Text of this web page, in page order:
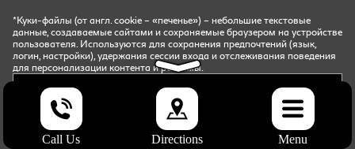
комплектации автомобилей указаны с целью ознакомления.
Комплектации и цены могут быть изменены без предварительного
оповещения.
*Куки-файлы (от англ. cookie – «печенье») – небольшие текстовые данные, создаваемые сайтами и
(язык, логин, настройки), удержания сессии входа и отслеживания поведения для персонализации
контента и рекламы.
© 2026, INFINITI UDP Auto
*Куки-файлы (от англ. cookie – «печенье») – небольшие текстовые
данные, создаваемые сайтами и сохраняемые браузером на устройстве
пользователя. Используются для сохранения предпочтений (язык,
логин, настройки), удержания сессии входа и отслеживания поведения
для персонализации контента и рекламы.
СОГЛАСИТЬСЯ
ОТКАЗАТЬСЯ
Запись
на
сервис
Call Us Directions Menu